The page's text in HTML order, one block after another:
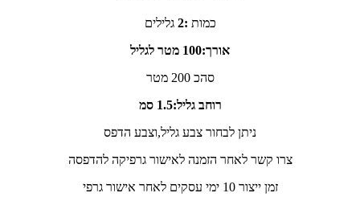
כמות :2
גלילים
אורך:100 מטר לגליל
סהכ 200 מטר
רוחב גליל:1.5 סמ
ניתן לבחור צבע גליל,וצבע הדפס
צרו קשר לאחר הזמנה לאישור גרפיקה להדפסה
זמן ייצור 10 ימי עסקים לאחר אישור גרפי